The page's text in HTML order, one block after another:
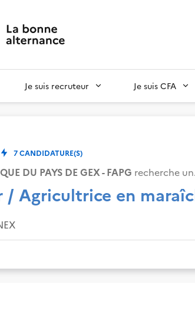
Je suis recruteur Je suis CFA
7CANDIDATURE(S)
DU PAYS DE GEX - FAPG recherche
Agricultrice en